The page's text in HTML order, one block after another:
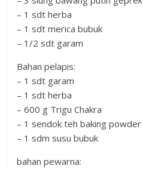
– 1 sdt herba
– 1 sdt merica bubuk
– 1/2 sdt garam
Bahan pelapis:
– 1 sdt garam
– 1 sdt herba
– 600 g Trigu Chakra
– 1 sendok teh baking powder
– 1 sdm susu bubuk
bahan pewarna: